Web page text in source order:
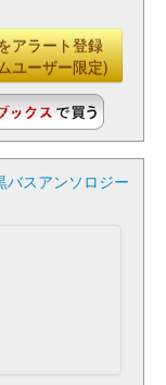
アラート登録
ユーザー限定)
バスアンソロジー